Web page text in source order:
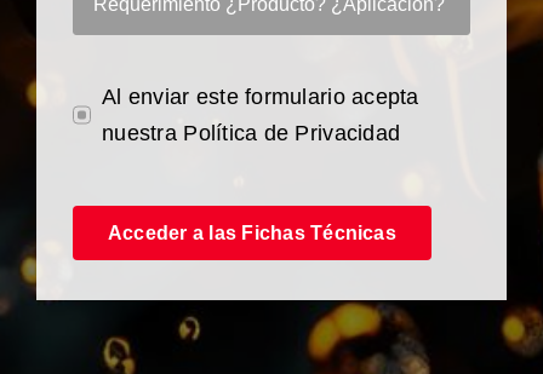
Al enviar este formulario acepta
nuestra Política de Privacidad
Acceder a las Fichas Técnicas